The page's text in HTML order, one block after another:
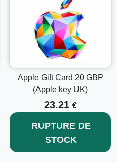
Apple Gift Card 20 GBP
(Apple key UK)
23.21 €
RUPTURE DE
STOCK